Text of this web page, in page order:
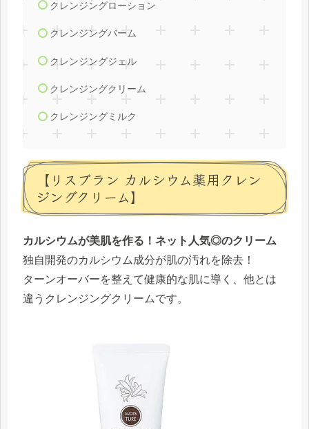
クレンジングローション
クレンジングバーム
クレンジングジェル
クレンジングクリーム
クレンジングミルク
【リスブラン カルシウム薬用クレン
ジングクリーム】
カルシウムが美肌を作る！ネット人気◎のクリーム
独自開発のカルシウム成分が肌の汚れを除去！
ターンオーバーを整えて健康的な肌に導く、他とは
違うクレンジングクリームです。